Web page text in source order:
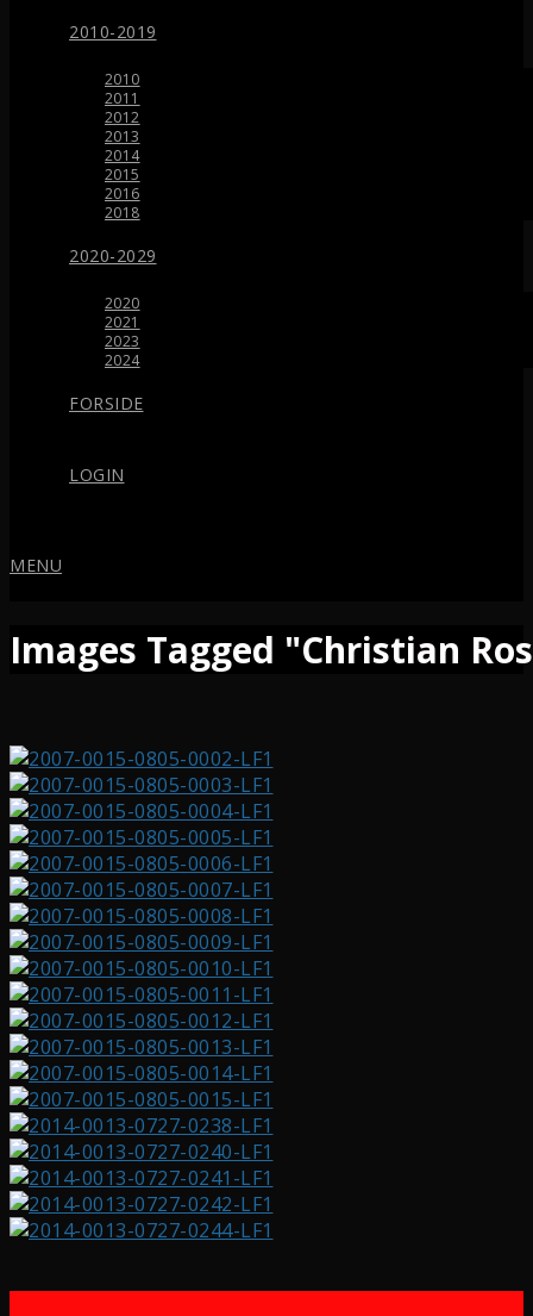
2010-2019
2010
2011
2012
2013
2014
2015
2016
2018
2020-2029
2020
2021
2023
2024
FORSIDE
LOGIN
MENU
Images Tagged "Christian